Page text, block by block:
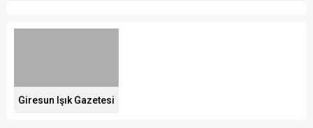
Giresun Işık Gazetesi